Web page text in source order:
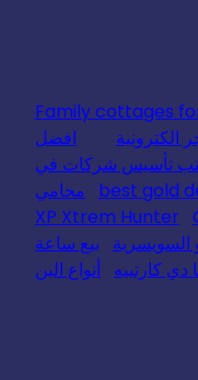
Family cottages
افضل
تأسيس شركات في
best gold
محامي
XP Xtrem Hunter
السويسرية
بيع ساعة
دي كارتييه أنواع البن